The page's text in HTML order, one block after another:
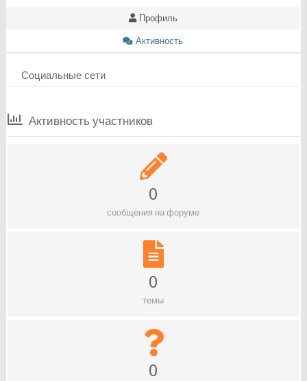
Профиль
Активность
Социальные сети
Активность участников
0
сообщения на форуме
0
темы
0